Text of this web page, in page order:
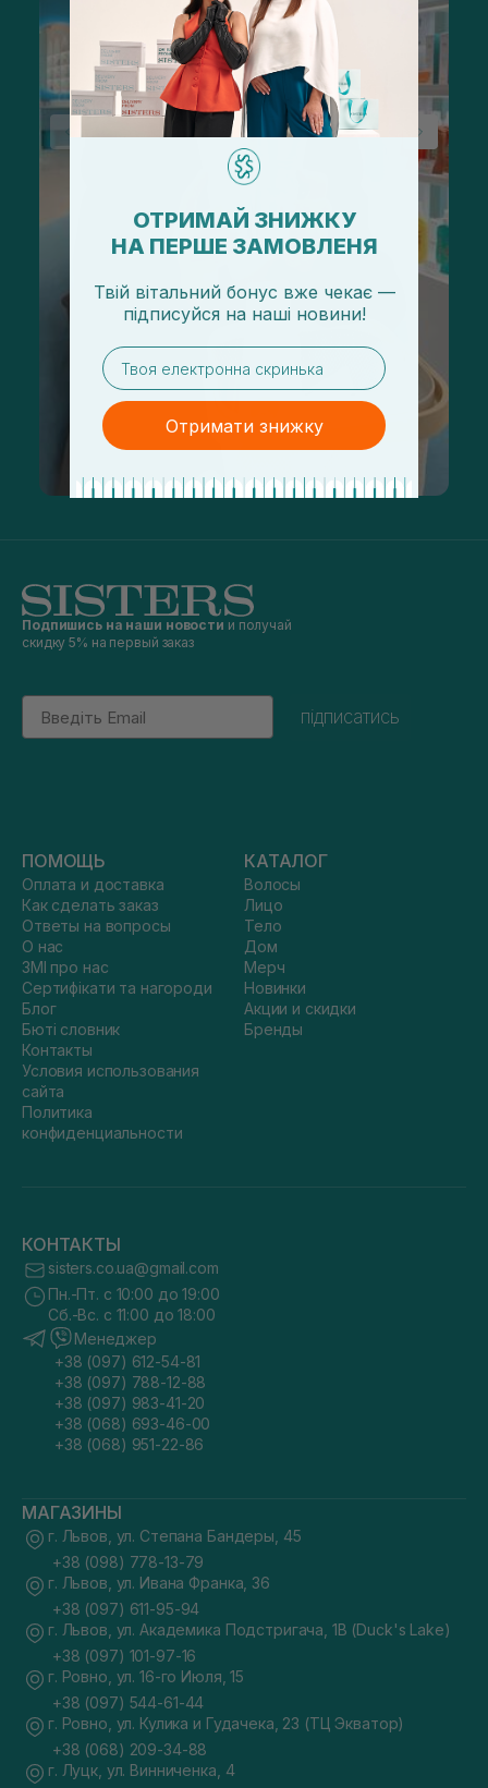
Подпишись на наши новости и получай
скидку 5% на первый заказ
Email
підписатись
ПОМОЩЬ
Оплата и доставка
Как сделать заказ
Ответы на вопросы
О нас
ЗМІ про нас
Сертифікати та нагороди
Блог
Бюті словник
Контакты
Условия использования
сайта
Политика
конфиденциальности
КАТАЛОГ
Волосы
Лицо
Тело
Дом
Мерч
Новинки
Акции и скидки
Бренды
КОНТАКТЫ
sisters.co.ua@gmail.com
Пн.-Пт. с 10:00 до 19:00
Сб.-Вс. с 11:00 до 18:00
Менеджер
+38 (097) 612-54-81
+38 (097) 788-12-88
+38 (097) 983-41-20
+38 (068) 693-46-00
+38 (068) 951-22-86
МАГАЗИНЫ
г. Львов, ул. Степана Бандеры, 45
+38 (098) 778-13-79
г. Львов, ул. Ивана Франка, 36
+38 (097) 611-95-94
г. Львов, ул. Академика Подстригача, 1В (Duck's Lake)
+38 (097) 101-97-16
г. Ровно, ул. 16-го Июля, 15
+38 (097) 544-61-44
г. Ровно, ул. Кулика и Гудачека, 23 (ТЦ Экватор)
+38 (068) 209-34-88
г. Луцк, ул. Винниченка, 4
ОТРИМАЙ ЗНИЖКУ
НА ПЕРШЕ ЗАМОВЛЕНЯ
Твій вітальний бонус вже чекає —
підписуйся на наші новини!
email
Отримати знижку